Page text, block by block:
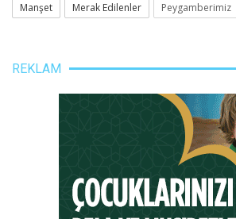
Manşet
Merak Edilenler Peygamberimiz
REKLAM